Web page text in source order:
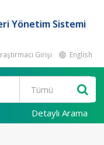
Yönetim Sistemi
Girişi English
Detaylı Arama